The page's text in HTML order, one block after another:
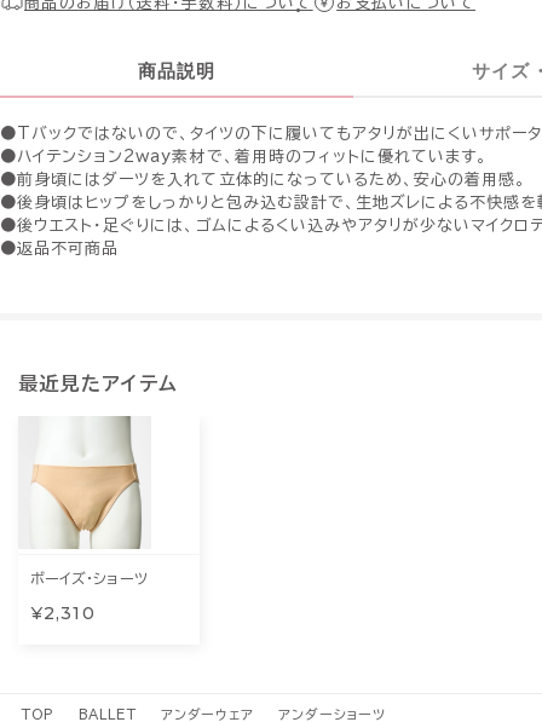
商品説明 サイズ
●Tバックではないので、タイツの下に履いてもアタリが出にくいサポータ
●ハイテンション2way素材で、着用時のフィットに優れています。
●前身頃にはダーツを入れて立体的になっているため、安心の着用感。
●後身頃はヒップをしっかりと包み込む設計で、生地ズレによる不快感を
●後ウエスト・足ぐりには、ゴムによるくい込みやアタリが少ないマイクロ
●返品不可商品
最近見たアイテム
ボーイズ・ショーツ
¥2,310
TOP BALLET アンダーウェア アンダーショーツ